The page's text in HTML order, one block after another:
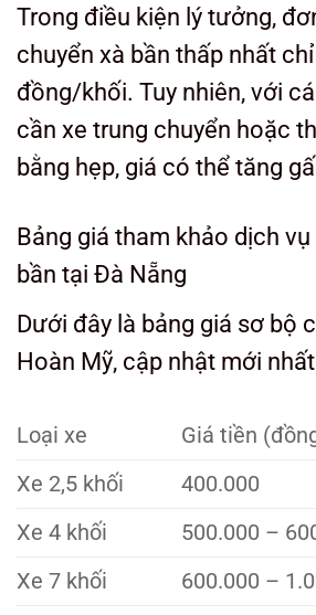
Trong điều kiện lý tưởng,
chuyển xà bần thấp nhất
đồng/khối. Tuy nhiên, với
cần xe trung chuyển hoặc
bằng hẹp, giá có thể tăng
Bảng giá tham khảo dịch
bần tại Đà Nẵng
Dưới đây là bảng giá sơ bộ
Hoàn Mỹ, cập nhật mới
Loại xe
Giá tiền
Xe 2,5 khối
400.000
Xe 4 khối
500.000 –
Xe 7 khối
600.000 –